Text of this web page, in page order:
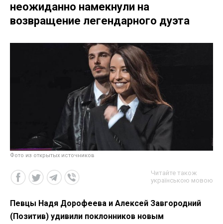
неожиданно намекнули на
возвращение легендарного дуэта
Фото из открытых источников
Читайте також
українською мовою
Певцы Надя Дорофеева и Алексей Завгородний
(Позитив) удивили поклонников новым